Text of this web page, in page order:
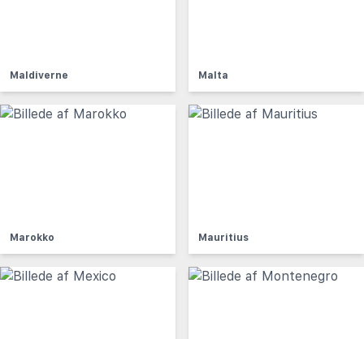
Maldiverne Malta
Marokko Mauritius